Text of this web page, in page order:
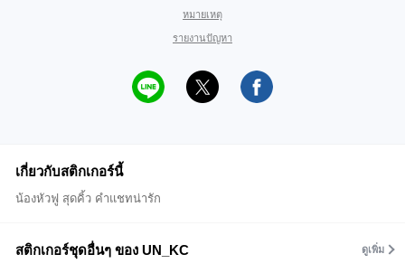
หมายเหตุ
รายงานปัญหา
เกี่ยวกับสติกเกอร์นี้
น้องหัวฟู สุดคิ้ว คำแชทน่ารัก
สติกเกอร์ชุดอื่นๆ ของ UN_KC ดูเพิ่ม